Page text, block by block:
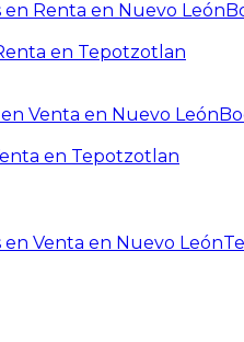
en Renta en Nuevo León
en Tepotzotlan
Venta en Nuevo León
en Tepotzotlan
en Venta en Nuevo León